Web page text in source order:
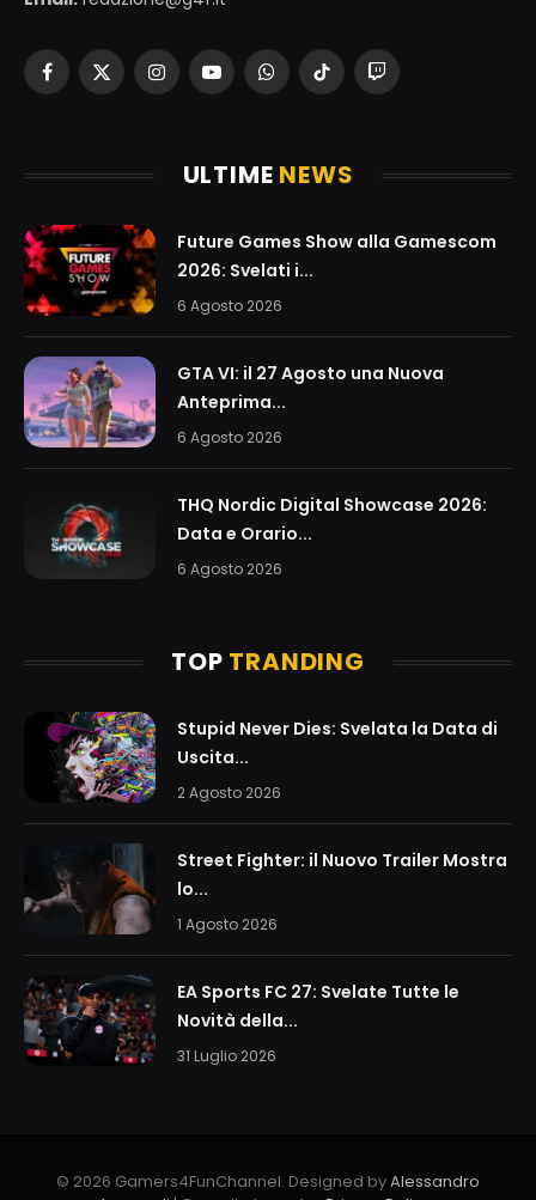
Facebook
X
InstagramYouTubeWhatsAppTikTokTwitch
ULTIME NEWS
Future Games Show alla Gamescom
2026: Svelati i...
6 Agosto 2026
GTA VI: il 27 Agosto una Nuova
Anteprima...
6 Agosto 2026
THQ Nordic Digital Showcase 2026:
Data e Orario...
6 Agosto 2026
TOP TRANDING
Stupid Never Dies: Svelata la Data di
Uscita...
2 Agosto 2026
Street Fighter: il Nuovo Trailer Mostra
lo...
1 Agosto 2026
EA Sports FC 27: Svelate Tutte le
Novità della...
31 Luglio 2026
© 2026 Gamers4FunChannel. Designed byAlessandro